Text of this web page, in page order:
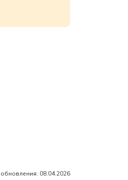
08.04.2026